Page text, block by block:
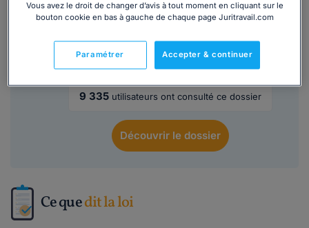
SARL : tout pour bien préparer l'assemblée
générale annuelle
9 335 utilisateurs ont consulté ce dossier
Découvrirle dossier
Ce quedit la loi
Vous avez le droit de changer d’avis à tout moment en cliquant sur le
bouton cookie en bas à gauche de chaque page Juritravail.com
Accepter & continuer
Paramétrer